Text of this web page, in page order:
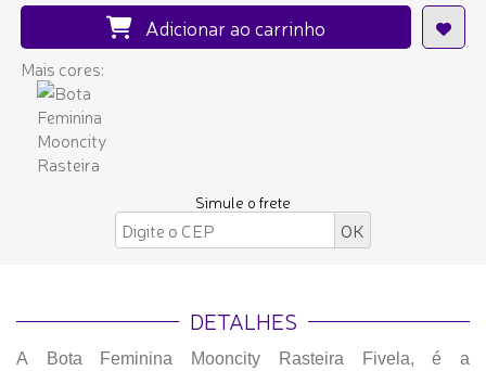
Adicionar ao carrinho
Mais cores:
Simule o frete
DETALHES
A Bota Feminina Mooncity Rasteira Fivela, é a